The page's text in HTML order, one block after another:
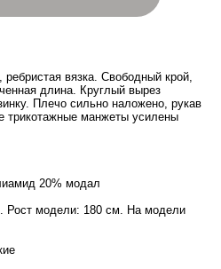
вязка. Свободный крой,
длина. Круглый вырез
Плечо сильно наложено, рукав
трикотажные манжеты усилены
20% модал
Рост модели: 180 см. На модели